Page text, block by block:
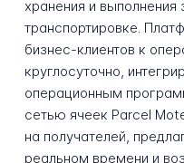
хранения и выполнения
транспортировке.
бизнес-клиентов к
круглосуточно,
операционным
сетью ячеек Parcel
на получателей,
реальном времени и